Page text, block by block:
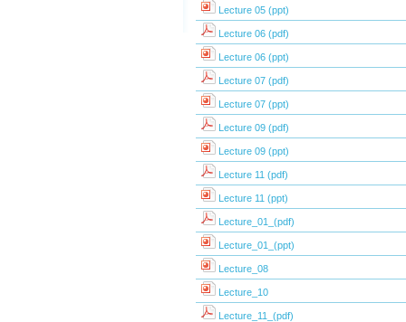
Lecture 05 (ppt)
Lecture 06 (pdf)
Lecture 06 (ppt)
Lecture 07 (pdf)
Lecture 07 (ppt)
Lecture 09 (pdf)
Lecture 09 (ppt)
Lecture 11 (pdf)
Lecture 11 (ppt)
Lecture_01_(pdf)
Lecture_01_(ppt)
Lecture_08
Lecture_10
Lecture_11_(pdf)